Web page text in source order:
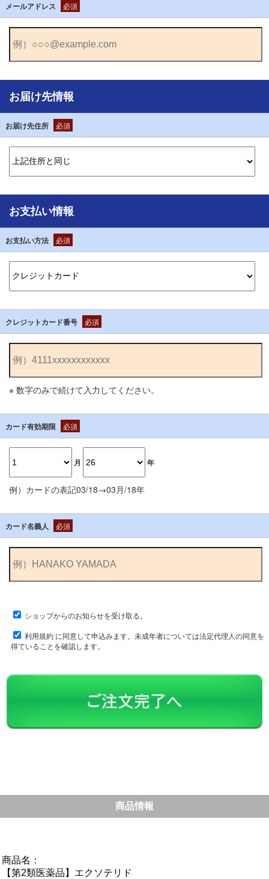
メールアドレス 必須
お届け先情報
お届け先住所 必須
お支払い情報
お支払い方法 必須
クレジットカード番号 必須
※ 数字のみで続けて入力してください。
カード有効期限 必須
月 年
例）カードの表記03/18→03月/18年
カード名義人 必須
ショップからのお知らせを受け取る。
利用規約に同意して申込みます。未成年者については法定代理人の同意を
得ていることを確認します。
商品情報
商品名：
【第2類医薬品】エクソテリド